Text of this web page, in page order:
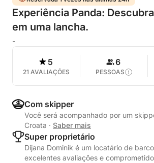
Experiência Panda:
em uma lancha.
-
5
21 AVALIAÇÕES
6
PESSOAS
Com skipper
Você será acompanhado por um
Croata · Saber mais
Super proprietário
Dijana Dominik é um locatário de
excelentes avaliações e